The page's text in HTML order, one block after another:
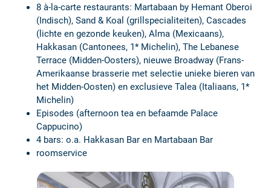
8 à-la-carte restaurants: Martabaan by Hemant Oberoi
(Indisch), Sand & Koal (grillspecialiteiten), Cascades
(lichte en gezonde keuken), Alma (Mexicaans),
Hakkasan (Cantonees, 1* Michelin), The Lebanese
Terrace (Midden-Oosters), nieuwe Broadway (Frans-
Amerikaanse brasserie met selectie unieke bieren van
het Midden-Oosten) en exclusieve Talea (Italiaans, 1*
Michelin)
Episodes (afternoon tea en befaamde Palace
Cappucino)
4 bars: o.a. Hakkasan Bar en Martabaan Bar
roomservice